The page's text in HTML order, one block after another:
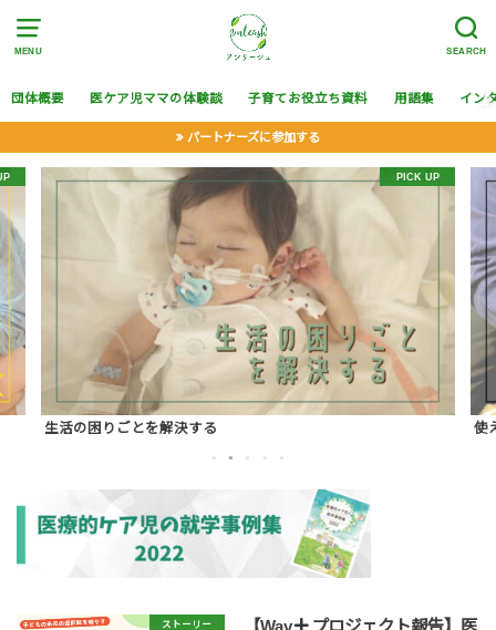
MENU SEARCH
団体概要 医ケア児ママの体験談 子育てお役立ち資料 用語集 イン
パートナーズに参加する
生活の困りごとを解決する 使
1 2 3 4 5
ストーリー